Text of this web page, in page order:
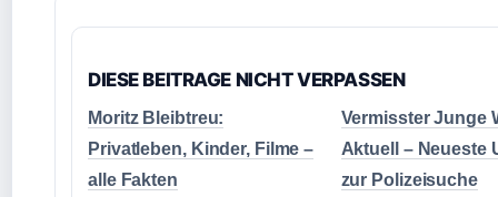
DIESE BEITRAGE NICHT VERPASSEN
Moritz Bleibtreu:
Privatleben, Kinder, Filme –
alle Fakten
Vermisster Junge
Aktuell – Neueste
zur Polizeisuche